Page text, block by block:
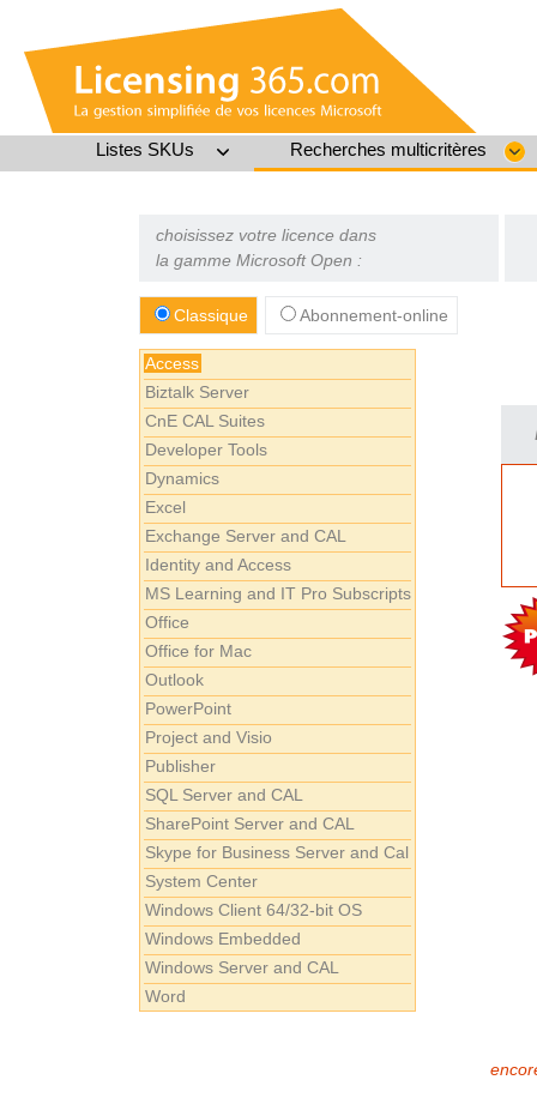
Listes SKUs Recherches multicritères
choisissez votre licence dans
la gamme Microsoft Open :
Classique Abonnement-online
Access
Biztalk Server
CnE CAL Suites
Developer Tools
Dynamics
Excel
Exchange Server and CAL
Identity and Access
MS Learning and IT Pro Subscripts
Office
Office for Mac
Outlook
PowerPoint
Project and Visio
Publisher
SQL Server and CAL
SharePoint Server and CAL
Skype for Business Server and Cal
System Center
Windows Client 64/32-bit OS
Windows Embedded
Windows Server and CAL
Word